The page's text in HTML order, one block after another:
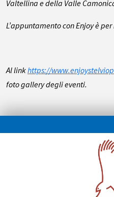
Valtellina e della Valle
L’appuntamento con Enjoy è per
Al linkhttps://
foto gallery degli eventi.